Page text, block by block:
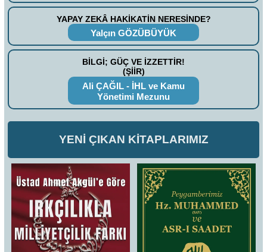
YAPAY ZEKÂ HAKİKATİN NERESİNDE?
Yalçın GÖZÜBÜYÜK
BİLGİ; GÜÇ VE İZZETTİR!
(ŞİİR)
Ali ÇAĞIL - İHL ve Kamu
Yönetimi Mezunu
YENİ ÇIKAN KİTAPLARIMIZ